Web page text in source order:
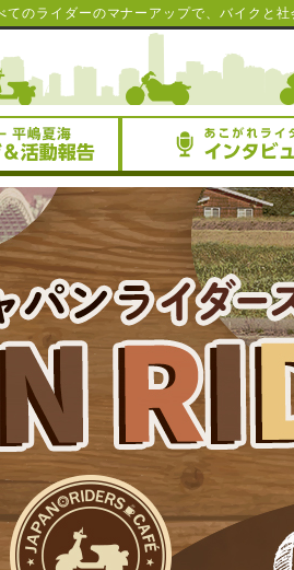
てのライダーのマナーアップで、バイクと